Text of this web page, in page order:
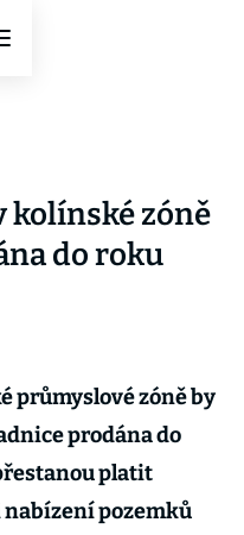
kolínské zóně
do roku
průmyslové zóně by
prodána do
platit
pozemků